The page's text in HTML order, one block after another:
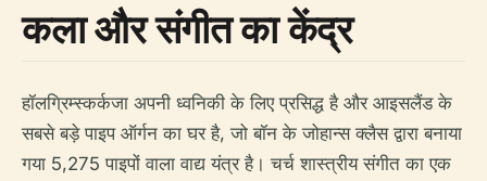
कला और संगीत का केंद्र
हॉलग्रिम्स्कर्कजा अपनी ध्वनिकी के लिए प्रसिद्ध है और आइसलैंड के
सबसे बड़े पाइप ऑर्गन का घर है, जो बॉन के जोहान्स क्लैस द्वारा बनाया
गया 5,275 पाइपों वाला वाद्य यंत्र है। चर्च शास्त्रीय संगीत का एक